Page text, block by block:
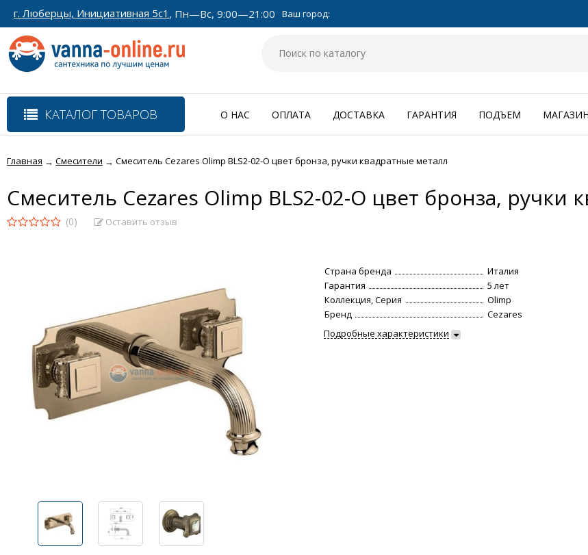
г. Люберцы, Инициативная 5с1 , Пн—Вс, 9:00—21:00 Ваш город:
КАТАЛОГ ТОВАРОВ О НАС ОПЛАТА ДОСТАВКА ГАРАНТИЯ ПОДЪЕМ МАГАЗИН
Главная → Смесители → Смеситель Cezares Olimp BLS2-02-O цвет бронза, ручки квадратные металл
Смеситель Cezares Olimp BLS2-02-O цвет бронза, ручки
(0) Оставить отзыв
Страна бренда
Италия
Гарантия
5 лет
Коллекция, Серия
Olimp
Бренд
Cezares
Подробные характеристики